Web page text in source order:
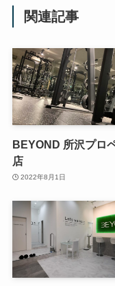
関連記事
BEYOND 所沢プロ
店
2022年8月1日